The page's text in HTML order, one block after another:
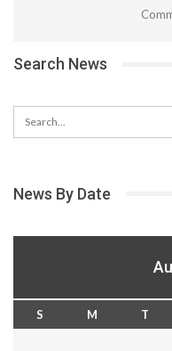
Search News
News By Date
S M T